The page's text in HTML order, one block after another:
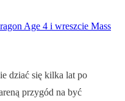
Age 4 i wreszcie Mass
dziać się kilka lat po
przygód na być